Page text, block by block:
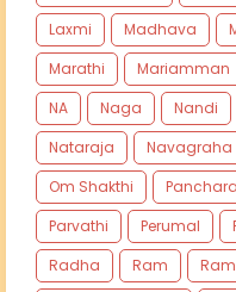
Laxmi
Madhava
Marathi
Mariamman
NA
Naga Nandi
Nataraja
Navagraha
Om Shakthi
Parvathi
Perumal
Radha
Ram